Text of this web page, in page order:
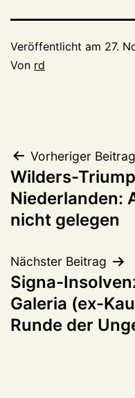
Veröffentlicht am 27.
Von rd
Vorheriger Beitrag
Wilders-
Niederlanden:
nicht gelegen
Nächster Beitrag
Signa-
Galeria (ex-
Runde der